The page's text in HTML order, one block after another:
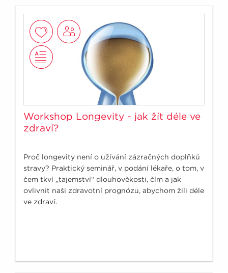
Workshop Longevity - jak žít déle ve
zdraví?
Proč longevity není o užívání zázračných doplňků
stravy? Praktický seminář, v podání lékaře, o tom, v
čem tkví „tajemství“ dlouhověkosti, čím a jak
ovlivnit naši zdravotní prognózu, abychom žili déle
ve zdraví.